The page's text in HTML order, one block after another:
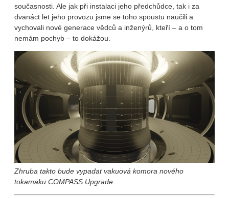
současnosti. Ale jak při instalaci jeho předchůdce, tak i za
dvanáct let jeho provozu jsme se toho spoustu naučili a
vychovali nové generace vědců a inženýrů, kteří – a o tom
nemám pochyb – to dokážou.
Zhruba takto bude vypadat vakuová komora nového
tokamaku COMPASS Upgrade.